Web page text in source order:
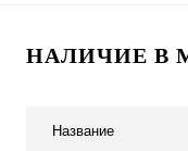
НАЛИЧИЕ В
Название